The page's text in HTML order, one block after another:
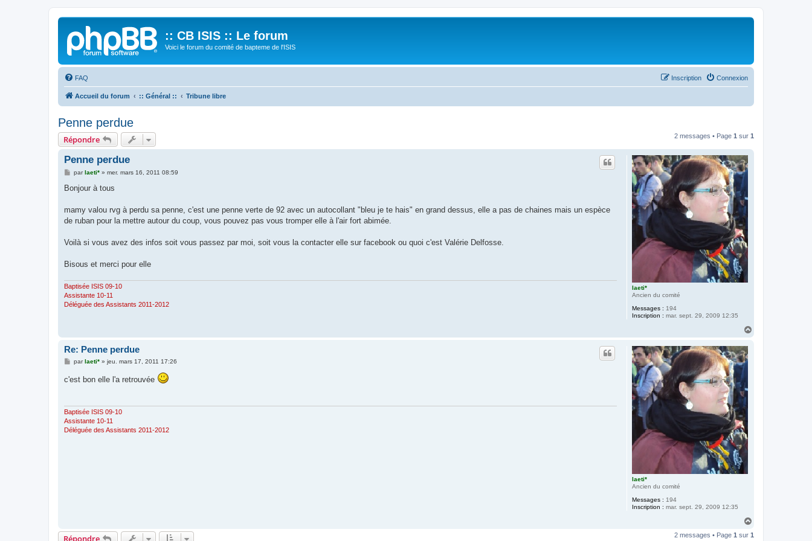
:: CB ISIS :: Le forum
Voici le forum du comité de bapteme de l'ISIS
FAQ Connexion
Inscription
Accueil du forum :: Général :: Tribune libre
Penne perdue
Répondre 2 messages • Page 1 sur 1
laeti*
Ancien du comité
Messages : 194
Inscription : mar. sept. 29, 2009 12:35
Penne perdue
M
s
g
parlaeti*» mer. mars 16, 2011 08:59
Bonjour à tous
mamy valou rvg à perdu sa penne, c'est une penne verte de 92 avec un autocollant "bleu je te hais" en grand dessus, elle a pas de chaines mais un espèce
de ruban pour la mettre autour du coup, vous pouvez pas vous tromper elle à l'air fort abimée.
Voilà si vous avez des infos soit vous passez par moi, soit vous la contacter elle sur facebook ou quoi c'est Valérie Delfosse.
Bisous et merci pour elle
Baptisée ISIS 09-10
Assistante 10-11
Déléguée des Assistants 2011-2012
laeti*
Ancien du comité
Messages : 194
Inscription : mar. sept. 29, 2009 12:35
Re: Penne perdue
M
s
parlaeti*» jeu. mars 17, 2011 17:26
c'est bon elle l'a retrouvée
Baptisée ISIS 09-10
Assistante 10-11
Déléguée des Assistants 2011-2012
u
Répondre 2 messages • Page 1 sur 1